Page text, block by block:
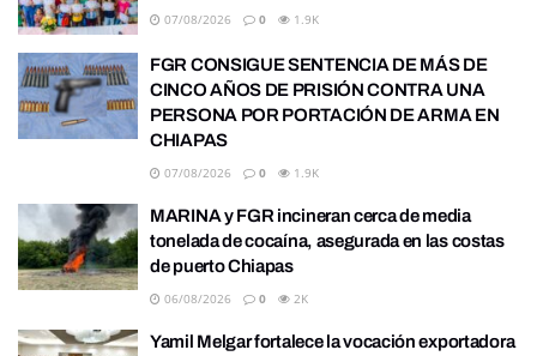
07/08/2026 0 1.9K
FGR CONSIGUE SENTENCIA DE MÁS DE
CINCO AÑOS DE PRISIÓN CONTRA UNA
PERSONA POR PORTACIÓN DE ARMA EN
CHIAPAS
07/08/2026 0 1.9K
MARINA y FGR incineran cerca de media
tonelada de cocaína, asegurada en las costas
de puerto Chiapas
06/08/2026 0 2K
Yamil Melgar fortalece la vocación exportadora